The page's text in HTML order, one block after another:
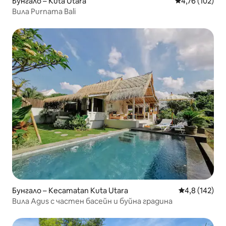
Вила Purnama Bali
Бунгало – Kecamatan Kuta Utara Средна
4,8 (142)
Вила Agus с частен басейн и буйна градина